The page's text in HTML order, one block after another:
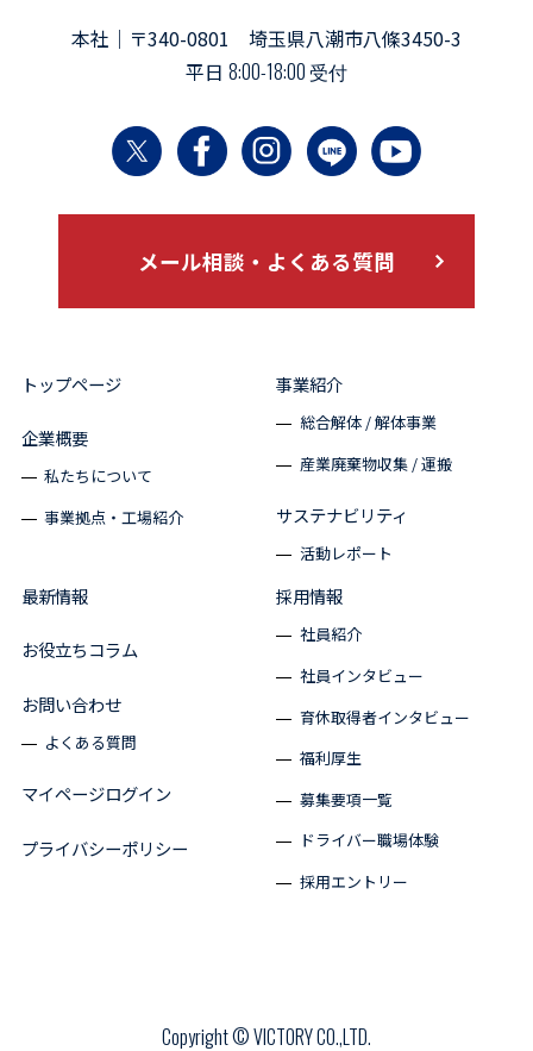
本社｜〒340-0801 埼玉県八潮市八條3450-3
平日 8:00-18:00 受付
メール相談・よくある質問
トップページ
企業概要
私たちについて
事業拠点・工場紹介
事業紹介
総合解体 / 解体事業
産業廃棄物収集 / 運搬
サステナビリティ
活動レポート
最新情報
お役立ちコラム
お問い合わせ
よくある質問
マイページログイン
プライバシーポリシー
採用情報
社員紹介
社員インタビュー
育休取得者インタビュー
福利厚生
募集要項一覧
ドライバー職場体験
採用エントリー
Copyright © VICTORY CO.,LTD.